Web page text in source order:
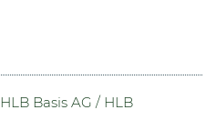
Basis AG / HLB